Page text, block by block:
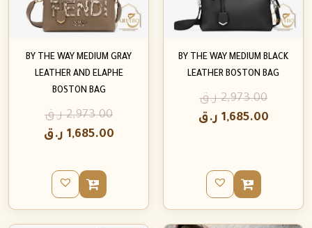
BY THE WAY MEDIUM BLACK
LEATHER BOSTON BAG
2,973.00 ر.ق
1,685.00 ر.ق
BY THE WAY MEDIUM GRAY
LEATHER AND ELAPHE
BOSTON BAG
2,973.00 ر.ق
1,685.00 ر.ق